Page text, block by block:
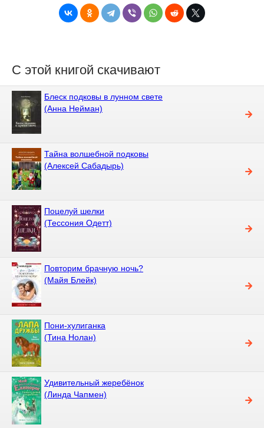
С этой книгой скачивают
Блеск подковы в лунном свете
(Анна Нейман)
Тайна волшебной подковы
(Алексей Сабадырь)
Поцелуй шелки
(Тессония Одетт)
Повторим брачную ночь?
(Майя Блейк)
Пони-хулиганка
(Тина Нолан)
Удивительный жеребёнок
(Линда Чапмен)